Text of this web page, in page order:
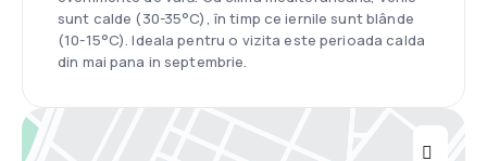
sunt calde (30-35°C), în timp ce iernile sunt blânde
(10-15°C). Ideala pentru o vizita este perioada calda
din mai pana in septembrie.